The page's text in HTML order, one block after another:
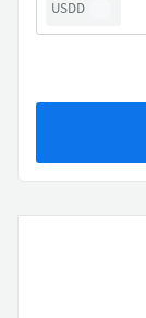
USDD